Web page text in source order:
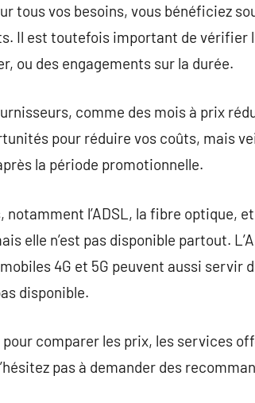
tous vos besoins, vous bénéficiez
Il est toutefois important de vérifier
ou des engagements sur la durée.
comme des mois à prix
pour réduire vos coûts, mais
la période promotionnelle.
l’ADSL, la fibre optique,
elle n’est pas disponible partout.
4G et 5G peuvent aussi servir
disponible.
comparer les prix, les services
pas à demander des